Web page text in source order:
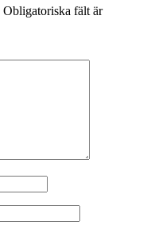
Obligatoriska fält är